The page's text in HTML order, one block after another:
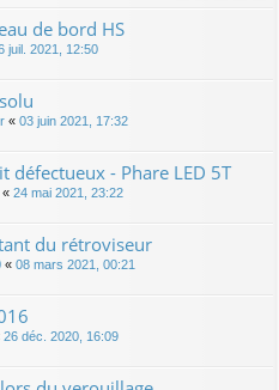
de bord HS
juil. 2021, 12:50
« 03 juin 2021, 17:32
défectueux - Phare LED 5T
« 24 mai 2021, 23:22
du rétroviseur
« 08 mars 2021, 00:21
26 déc. 2020, 16:09